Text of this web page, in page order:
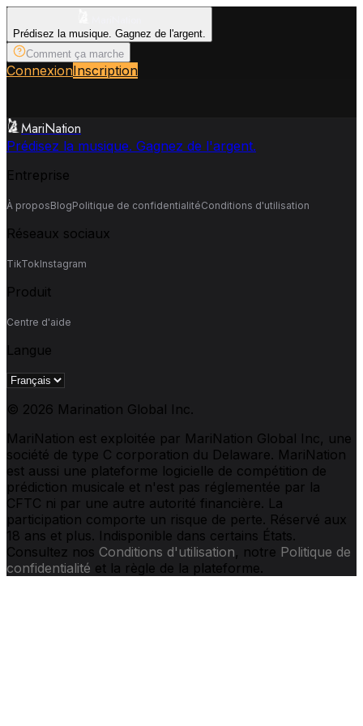
Prédisez la musique. Gagnez de l'argent.
Comment ça marche
ConnexionInscription
MariNation
Prédisez la musique. Gagnez de l'argent.
Entreprise
À proposBlogPolitique de confidentialitéConditions d'utilisation
Réseaux sociaux
TikTokInstagram
Produit
Centre d'aide
Langue
© 2026 Marination Global Inc.
MariNation est exploitée par MariNation Global Inc, une
société de type C corporation du Delaware. MariNation
est aussi une plateforme logicielle de compétition de
prédiction musicale et n'est pas réglementée par la
CFTC ni par une autre autorité financière. La
participation comporte un risque de perte. Réservé aux
18 ans et plus. Indisponible dans certains États.
Consultez nos Conditions d'utilisation, notre Politique de
confidentialité et la règle de la plateforme.